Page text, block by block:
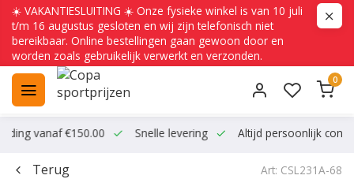
☀️ VAKANTIESLUITING ☀️ Onze fysieke winkel is van 10 juli
t/m 16 augustus gesloten en wij zijn telefonisch niet
bereikbaar. Online bestellingen gaan gewoon door en
worden zoals gebruikelijk verwerkt en verzonden.
0
vanaf €150.00 Snelle levering Altijd persoonlijk
Terug Art: CSL231A-68